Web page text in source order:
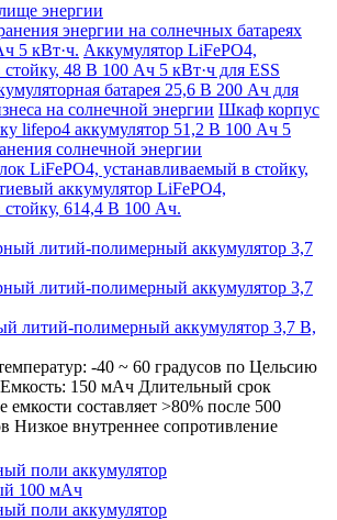
энергии
энергии на солнечных батареях
5 кВт·ч. Аккумулятор LiFePO4,
48 В 100 Ач 5 кВт·ч для ESS
батарея 25,6 В 200 Ач для
на солнечной энергии Шкаф корпус
lifepo4 аккумулятор 51,2 В 100 Ач 5
солнечной энергии
LiFePO4, устанавливаемый в стойку,
аккумулятор LiFePO4,
614,4 В 100 Ач.
литий-полимерный аккумулятор 3,7 В,
-40 ~ 60 градусов по Цельсию
150 мАч Длительный срок
составляет >80% после 500
Низкое внутреннее сопротивление